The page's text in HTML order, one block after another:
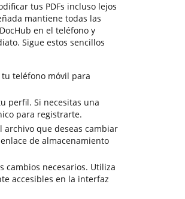
tus PDFs incluso lejos
mantiene todas las
en el teléfono y
Sigue estos sencillos
teléfono móvil para
perfil. Si necesitas una
para registrarte.
archivo que deseas cambiar
de almacenamiento
cambios necesarios. Utiliza
accesibles en la interfaz